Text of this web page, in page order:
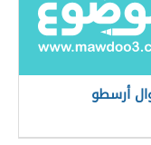
أرسطو